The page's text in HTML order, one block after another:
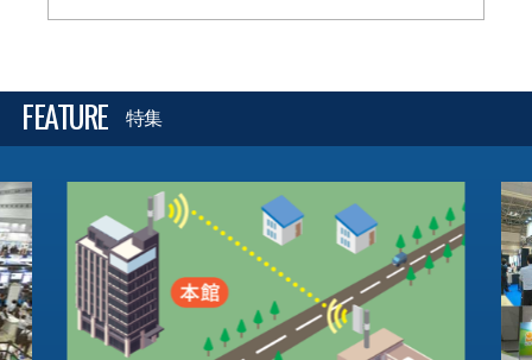
FEATURE 特集